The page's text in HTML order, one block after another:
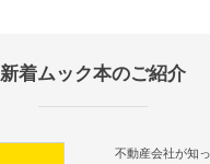
新着ムック本のご紹介
不動産会社が知